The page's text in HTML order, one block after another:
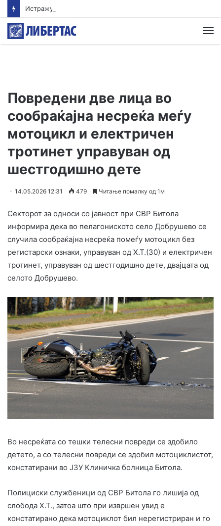
Повредени две лица во
сообраќајна несреќа меѓу
мотоцикл и електричен
тротинет управуван од
шестгодишно дете
14.05.2026 12:31 479 Читање помалку од 1м
Секторот за односи со јавност при СВР Битола
информира дека во пелагониското село Добрушево се
случила сообраќајна несреќа помеѓу мотоцикл без
регистарски ознаки, управуван од Х.Т.(30) и електричен
тротинет, управуван од шестгодишно дете, двајцата од
селото Добрушево.
Во несреќата со тешки телесни повреди се здобило
детето, а со телесни повреди се здобил мотоциклистот,
констатирани во ЈЗУ Клиничка болница Битола.
Полициски службеници од СВР Битола го лишија од
слобода Х.Т., затоа што при извршен увид е
констатирано дека мотоциклот бил нерегистриран и го